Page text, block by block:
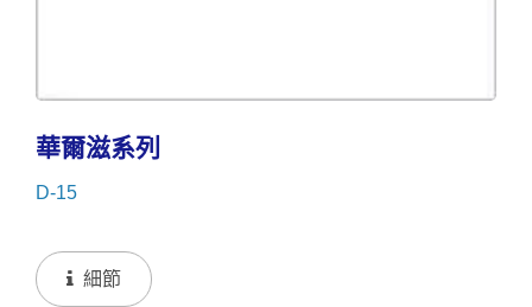
華爾滋系列
D-15
細節